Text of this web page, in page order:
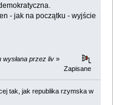
- jak na początku - wyjście
wysłana przez liv »
Zapisane
tak, jak republika rzymska w